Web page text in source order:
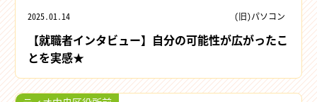
2025.01.14 (旧)パソコン
【就職者インタビュー】自分の可能性が広がったこ
とを実感★